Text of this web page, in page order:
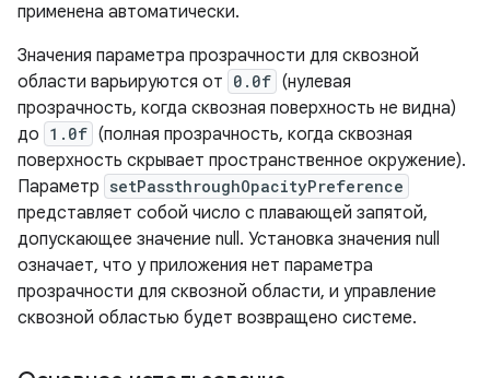
применена автоматически.
Значения параметра прозрачности для сквозной
области варьируются от 0.0f (нулевая
прозрачность, когда сквозная поверхность не видна)
до 1.0f (полная прозрачность, когда сквозная
поверхность скрывает пространственное окружение).
Параметр setPassthroughOpacityPreference
представляет собой число с плавающей запятой,
допускающее значение null. Установка значения null
означает, что у приложения нет параметра
прозрачности для сквозной области, и управление
сквозной областью будет возвращено системе.